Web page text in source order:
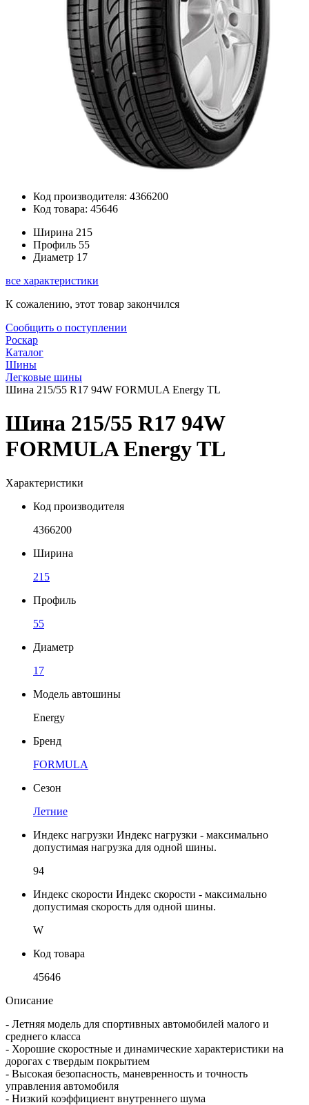
Код производителя: 4366200
Код товара: 45646
Ширина 215
Профиль 55
Диаметр 17
все характеристики
К сожалению, этот товар закончился
Сообщить о поступлении
Роскар
Каталог
Шины
Легковые шины
Шина 215/55 R17 94W FORMULA Energy TL
Шина 215/55 R17 94W
FORMULA Energy TL
Характеристики
Код производителя
4366200
Ширина
215
Профиль
55
Диаметр
17
Модель автошины
Energy
Бренд
FORMULA
Сезон
Летние
Индекс нагрузки Индекс нагрузки - максимально
допустимая нагрузка для одной шины.
94
Индекс скорости Индекс скорости - максимально
допустимая скорость для одной шины.
W
Код товара
45646
Описание
- Летняя модель для спортивных автомобилей малого и
среднего класса
- Хорошие скоростные и динамические характеристики на
дорогах с твердым покрытием
- Высокая безопасность, маневренность и точность
управления автомобиля
- Низкий коэффициент внутреннего шума